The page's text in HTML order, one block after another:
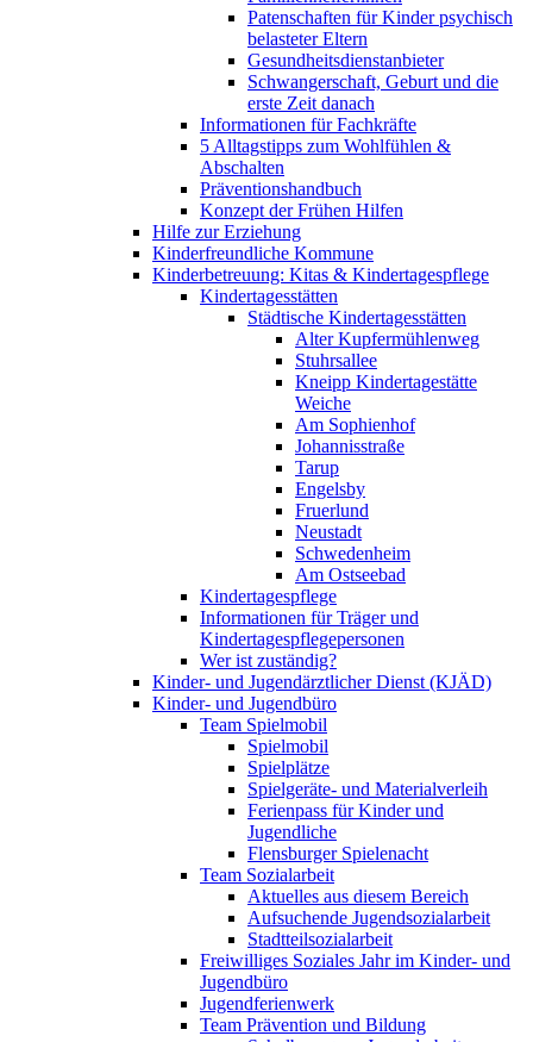
Patenschaften für Kinder psychisch
belasteter Eltern
Gesundheitsdienstanbieter
Schwangerschaft, Geburt und die
erste Zeit danach
Informationen für Fachkräfte
5 Alltagstipps zum Wohlfühlen &
Abschalten
Präventionshandbuch
Konzept der Frühen Hilfen
Hilfe zur Erziehung
Kinderfreundliche Kommune
Kinderbetreuung: Kitas & Kindertagespflege
Kindertagesstätten
Städtische Kindertagesstätten
Alter Kupfermühlenweg
Stuhrsallee
Kneipp Kindertagestätte
Weiche
Am Sophienhof
Johannisstraße
Tarup
Engelsby
Fruerlund
Neustadt
Schwedenheim
Am Ostseebad
Kindertagespflege
Informationen für Träger und
Kindertagespflegepersonen
Wer ist zuständig?
Kinder- und Jugendärztlicher Dienst (KJÄD)
Kinder- und Jugendbüro
Team Spielmobil
Spielmobil
Spielplätze
Spielgeräte- und Materialverleih
Ferienpass für Kinder und
Jugendliche
Flensburger Spielenacht
Team Sozialarbeit
Aktuelles aus diesem Bereich
Aufsuchende Jugendsozialarbeit
Stadtteilsozialarbeit
Freiwilliges Soziales Jahr im Kinder- und
Jugendbüro
Jugendferienwerk
Team Prävention und Bildung